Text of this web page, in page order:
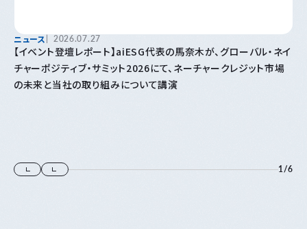
ニュース 2026.07.27
【イベント登壇レポート】aiESG代表の馬奈木が、グローバル・ネイ
チャーポジティブ・サミット2026にて、ネーチャークレジット市場
の未来と当社の取り組みについて講演
1/6